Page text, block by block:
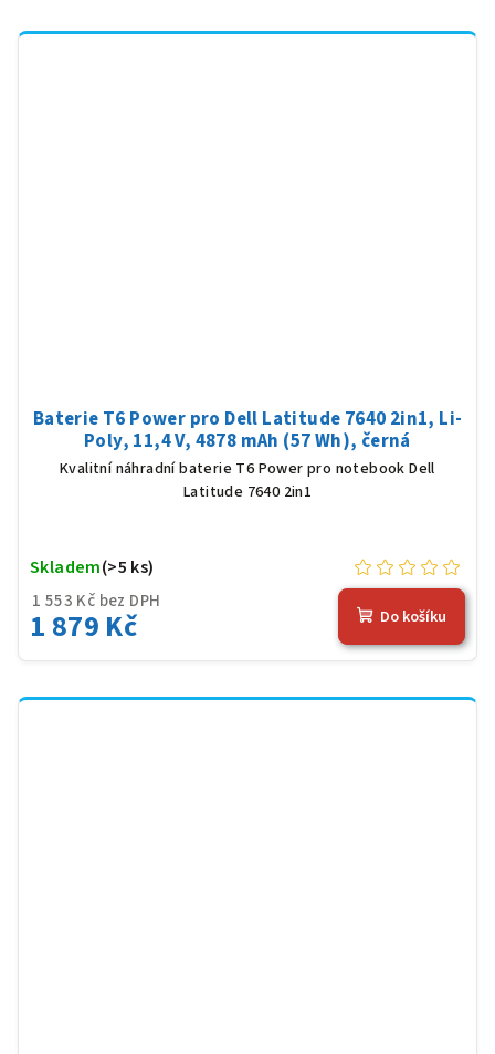
Baterie T6 Power pro Dell Latitude 7640 2in1, Li-
Poly, 11,4 V, 4878 mAh (57 Wh), černá
Kvalitní náhradní baterie T6 Power pro notebook Dell
Latitude 7640 2in1
1 553 Kč bez DPH
1 879 Kč
Skladem(>5 ks)
Do košíku